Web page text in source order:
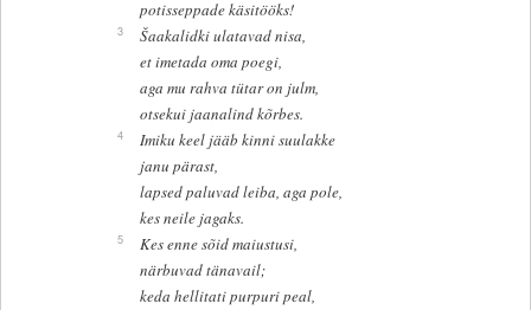
potisseppade käsitööks!
3
Šaakalidki ulatavad nisa,
et imetada oma poegi,
aga mu rahva tütar on julm,
otsekui jaanalind kõrbes.
4
Imiku keel jääb kinni suulakke
janu pärast,
lapsed paluvad leiba, aga pole,
kes neile jagaks.
5
Kes enne sõid maiustusi,
närbuvad tänavail;
keda hellitati purpuri peal,